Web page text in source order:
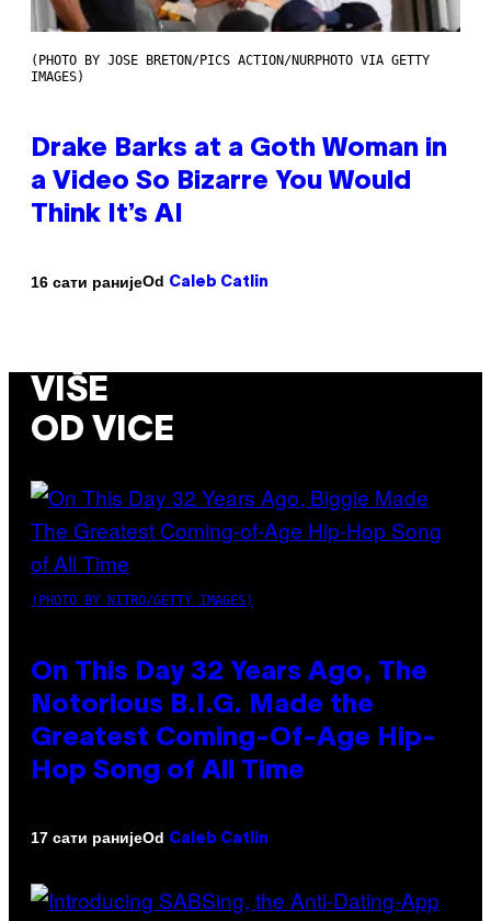
(PHOTO BY JOSE BRETON/PICS ACTION/NURPHOTO VIA GETTY
IMAGES)
Drake Barks at a Goth Woman in
a Video So Bizarre You Would
Think It’s AI
16 сати ранијеOd Caleb Catlin
VIŠE
OD VICE
(PHOTO BY NITRO/GETTY IMAGES)
On This Day 32 Years Ago, The
Notorious B.I.G. Made the
Greatest Coming-Of-Age Hip-
Hop Song of All Time
17 сати ранијеOd Caleb Catlin